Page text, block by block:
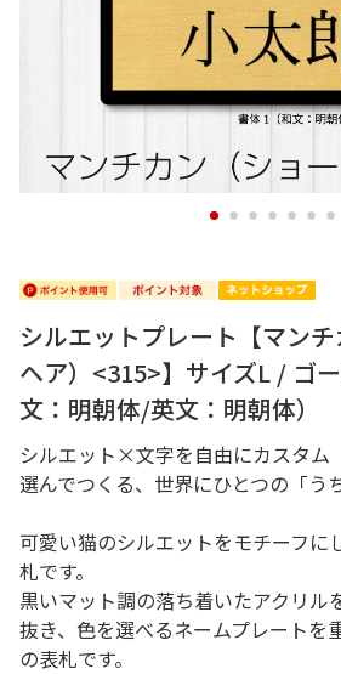
1 2 3 4 5 6 7
シルエットプレート【マン
ヘア）<315>】サイズL / ゴ
文：明朝体/英文：明朝体）
シルエット×文字を自由にカスタム
選んでつくる、世界にひとつの「う
可愛い猫のシルエットをモチーフに
札です。
黒いマット調の落ち着いたアクリル
抜き、色を選べるネームプレートを
の表札です。